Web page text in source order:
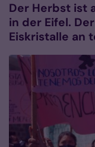
Der Herbst ist
in der Eifel.
Eiskristalle an